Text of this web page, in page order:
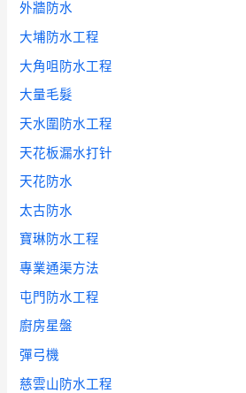
外牆防水
大埔防水工程
大角咀防水工程
大量毛髮
天水圍防水工程
天花板漏水打针
天花防水
太古防水
寶琳防水工程
專業通渠方法
屯門防水工程
廚房星盤
彈弓機
慈雲山防水工程